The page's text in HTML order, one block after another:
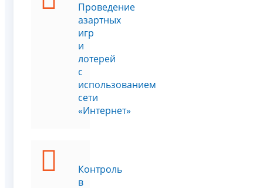
Проведение
азартных
игр
и
лотерей
с
использованием
сети
«Интернет»
Контроль
в